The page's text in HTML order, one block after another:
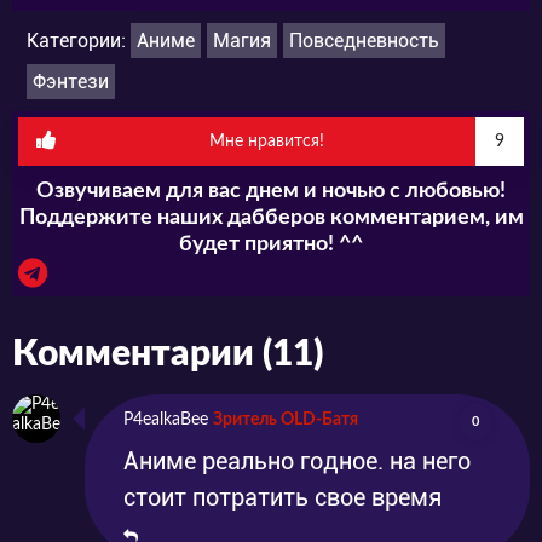
Категории: Аниме Магия
Повседневность
Фэнтези
Мне нравится! 9
Озвучиваем для вас днем и ночью с любовью!
Поддержите наших дабберов комментарием, им
будет приятно! ^^
Комментарии (11)
P4ealkaBee Зритель OLD-Батя 0
Аниме реально годное. на него
стоит потратить свое время